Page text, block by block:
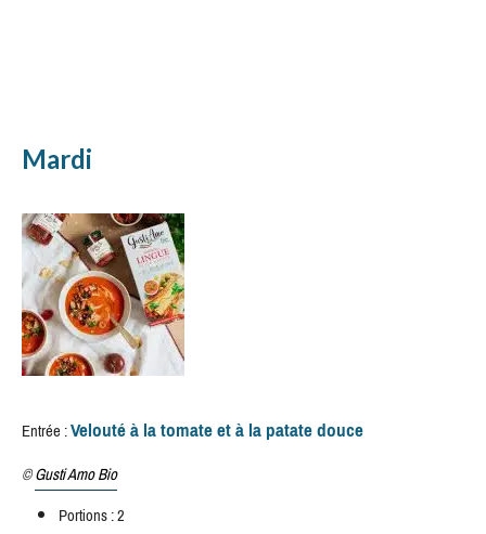
Mardi
Entrée :Velouté à la tomate et à la patate douce
©Gusti Amo Bio
Portions : 2